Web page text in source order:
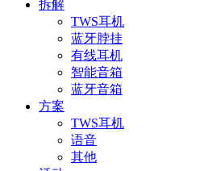
拆解
TWS耳机
蓝牙脖挂
有线耳机
智能音箱
蓝牙音箱
方案
TWS耳机
语音
其他